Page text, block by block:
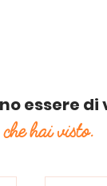
essere
hai visto.